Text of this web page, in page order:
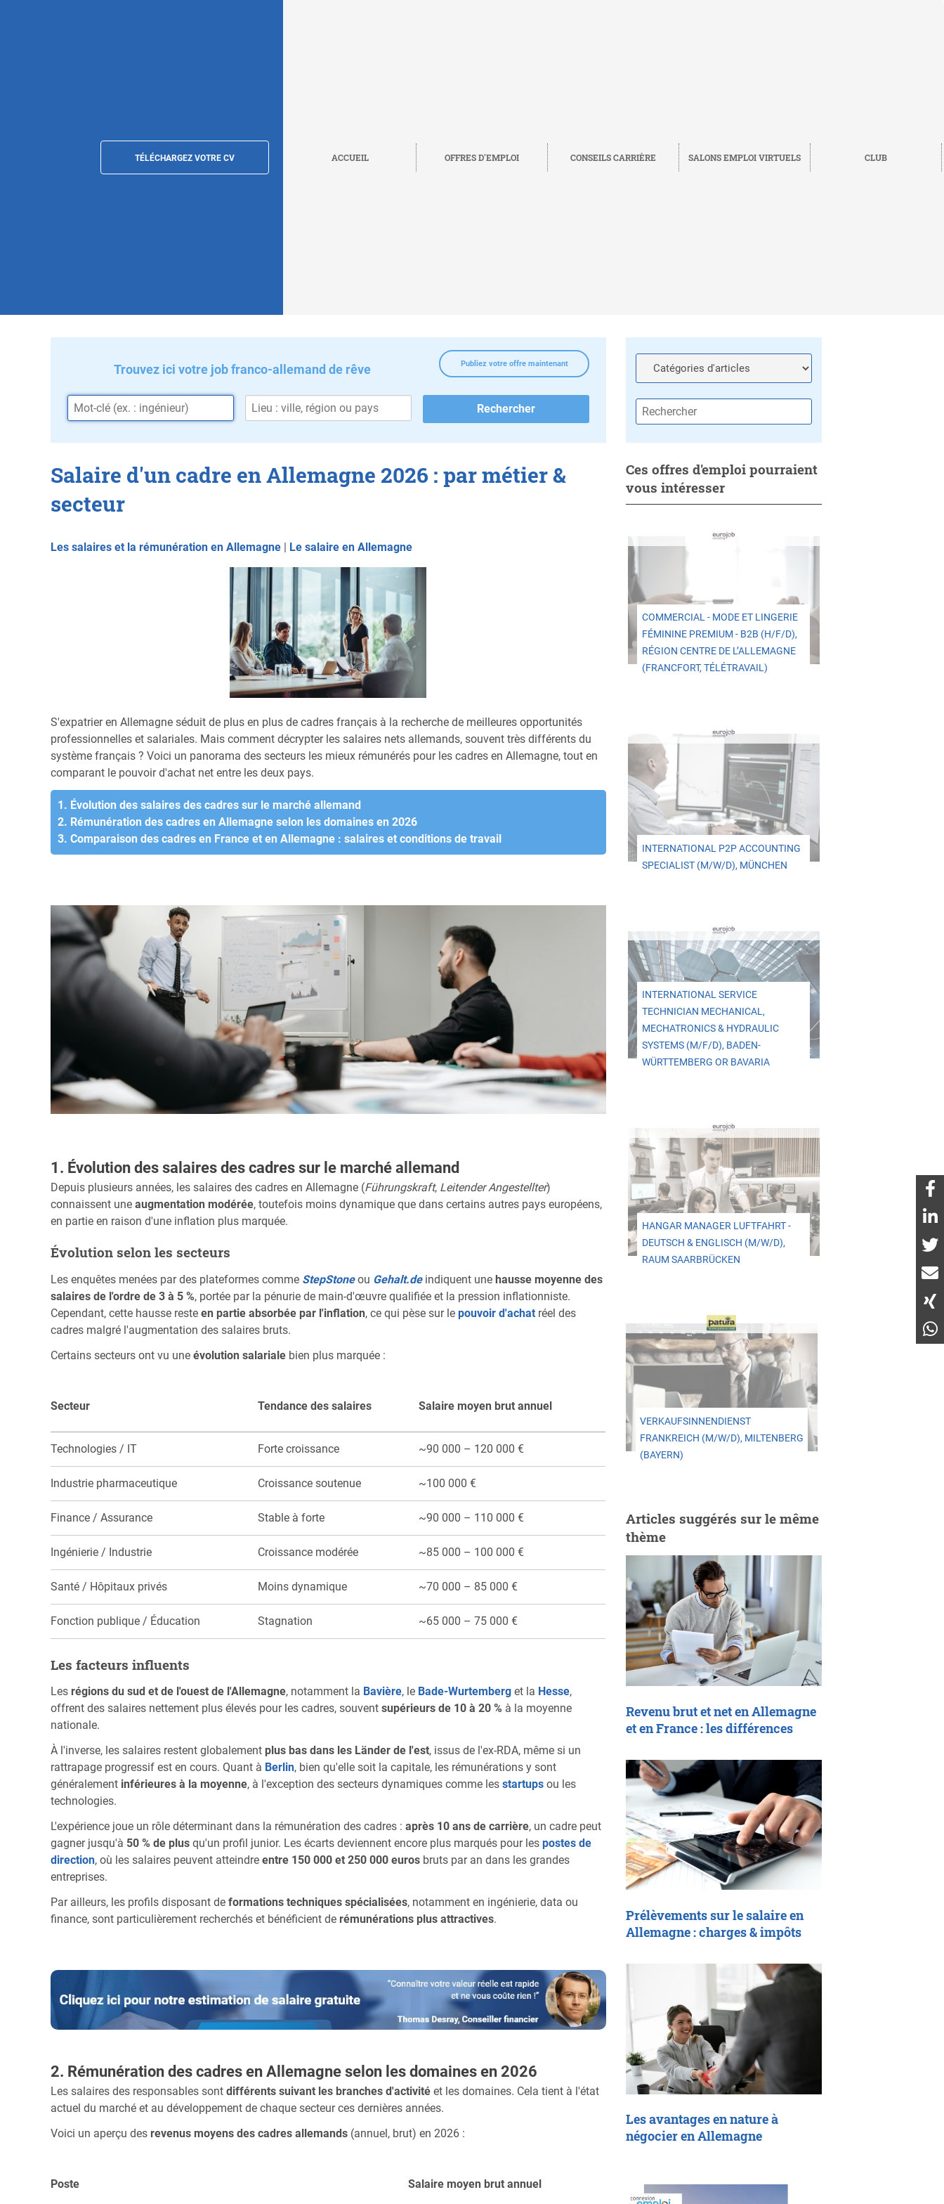
TÉLÉCHARGEZ VOTRE CV ACCUEIL OFFRES D'EMPLOI CONSEILS CARRIÈRE SALONS EMPLOI VIRTUELS CLUB
Publiez votre offre maintenant
Trouvez ici votre job franco-allemand de rêve
Salaire d'un cadre en Allemagne 2026 : par métier &
secteur
Les salaires et la rémunération en Allemagne | Le salaire en Allemagne
S'expatrier en Allemagne séduit de plus en plus de cadres français à la recherche de meilleures opportunités
professionnelles et salariales. Mais comment décrypter les salaires nets allemands, souvent très différents du
système français ? Voici un panorama des secteurs les mieux rémunérés pour les cadres en Allemagne, tout en
comparant le pouvoir d'achat net entre les deux pays.
1. Évolution des salaires des cadres sur le marché allemand
2. Rémunération des cadres en Allemagne selon les domaines en 2026
3. Comparaison des cadres en France et en Allemagne : salaires et conditions de travail
1. Évolution des salaires des cadres sur le marché allemand
Depuis plusieurs années, les salaires des cadres en Allemagne (Führungskraft, Leitender Angestellter)
connaissent une augmentation modérée, toutefois moins dynamique que dans certains autres pays européens,
en partie en raison d'une inflation plus marquée.
Évolution selon les secteurs
Les enquêtes menées par des plateformes comme StepStoneou Gehalt.deindiquent une hausse moyenne des
salaires de l'ordre de 3 à 5 %, portée par la pénurie de main-d'œuvre qualifiée et la pression inflationniste.
Cependant, cette hausse reste en partie absorbée par l'inflation, ce qui pèse sur le pouvoir d'achat réel des
cadres malgré l'augmentation des salaires bruts.
Certains secteurs ont vu une évolution salariale bien plus marquée :
Secteur Tendance des salaires Salaire moyen brut annuel
Technologies / IT Forte croissance ~90 000 – 120 000 €
Industrie pharmaceutique Croissance soutenue ~100 000 €
Finance / Assurance Stable à forte ~90 000 – 110 000 €
Ingénierie / Industrie Croissance modérée ~85 000 – 100 000 €
Santé / Hôpitaux privés Moins dynamique ~70 000 – 85 000 €
Fonction publique / Éducation Stagnation ~65 000 – 75 000 €
Les facteurs influents
Les régions du sud et de l'ouest de l'Allemagne, notamment la Bavière, le Bade-Wurtemberg et la Hesse,
offrent des salaires nettement plus élevés pour les cadres, souvent supérieurs de 10 à 20 % à la moyenne
nationale.
À l'inverse, les salaires restent globalement plus bas dans les Länder de l'est, issus de l'ex-RDA, même si un
rattrapage progressif est en cours. Quant à Berlin, bien qu'elle soit la capitale, les rémunérations y sont
généralement inférieures à la moyenne, à l'exception des secteurs dynamiques comme les startups ou les
technologies.
L'expérience joue un rôle déterminant dans la rémunération des cadres : après 10 ans de carrière, un cadre peut
gagner jusqu'à 50 % de plus qu'un profil junior. Les écarts deviennent encore plus marqués pour les postes de
direction, où les salaires peuvent atteindre entre 150 000 et 250 000 euros bruts par an dans les grandes
entreprises.
Par ailleurs, les profils disposant de formations techniques spécialisées, notamment en ingénierie, data ou
finance, sont particulièrement recherchés et bénéficient de rémunérations plus attractives.
2. Rémunération des cadres en Allemagne selon les domaines en 2026
Les salaires des responsables sont différents suivant les branches d'activité et les domaines. Cela tient à l'état
actuel du marché et au développement de chaque secteur ces dernières années.
Voici un aperçu des revenus moyens des cadres allemands (annuel, brut) en 2026 :
Poste Salaire moyen brut annuel
Ces offres d'emploi pourraient
vous intéresser
COMMERCIAL - MODE ET LINGERIE
FÉMININE PREMIUM - B2B (H/F/D),
RÉGION CENTRE DE L’ALLEMAGNE
(FRANCFORT, TÉLÉTRAVAIL)
INTERNATIONAL P2P ACCOUNTING
SPECIALIST (M/W/D), MÜNCHEN
INTERNATIONAL SERVICE
TECHNICIAN MECHANICAL,
MECHATRONICS & HYDRAULIC
SYSTEMS (M/F/D), BADEN-
WÜRTTEMBERG OR BAVARIA
HANGAR MANAGER LUFTFAHRT -
DEUTSCH & ENGLISCH (M/W/D),
RAUM SAARBRÜCKEN
VERKAUFSINNENDIENST
FRANKREICH (M/W/D), MILTENBERG
(BAYERN)
Articles suggérés sur le même
thème
Revenu brut et net en Allemagne
et en France : les différences
Prélèvements sur le salaire en
Allemagne : charges & impôts
Les avantages en nature à
négocier en Allemagne